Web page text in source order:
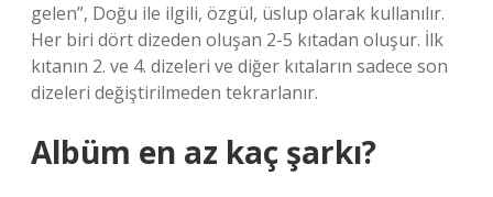
gelen”, Doğu ile ilgili, özgül, üslup olarak kullanılır.
Her biri dört dizeden oluşan 2-5 kıtadan oluşur. İlk
kıtanın 2. ve 4. dizeleri ve diğer kıtaların sadece son
dizeleri değiştirilmeden tekrarlanır.
Albüm en az kaç şarkı?